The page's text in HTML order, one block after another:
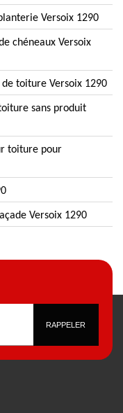
Versoix 1290
chéneaux Versoix
toiture Versoix 1290
sans produit
toiture pour
Versoix 1290